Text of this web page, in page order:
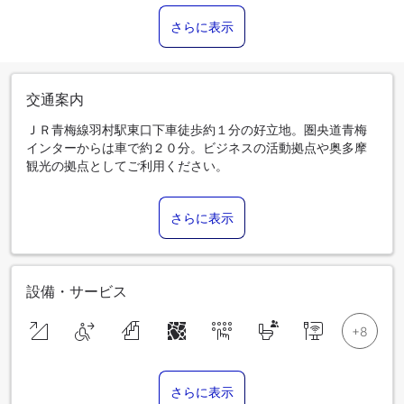
さらに表示
交通案内
ＪＲ青梅線羽村駅東口下車徒歩約１分の好立地。圏央道青梅
インターからは車で約２０分。ビジネスの活動拠点や奥多摩
観光の拠点としてご利用ください。
さらに表示
設備・サービス
さらに表示